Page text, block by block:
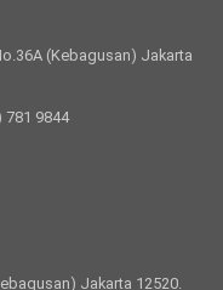
(Kebagusan) Jakarta
781 9844
Jakarta 12520.